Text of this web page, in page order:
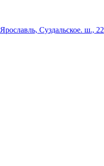
Ярославль, Суздальское. ш., 22